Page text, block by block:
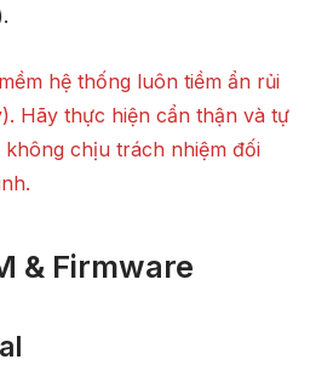
hệ thống luôn tiềm ẩn rủi
Hãy thực hiện cẩn thận và tự
chịu trách nhiệm đối
& Firmware